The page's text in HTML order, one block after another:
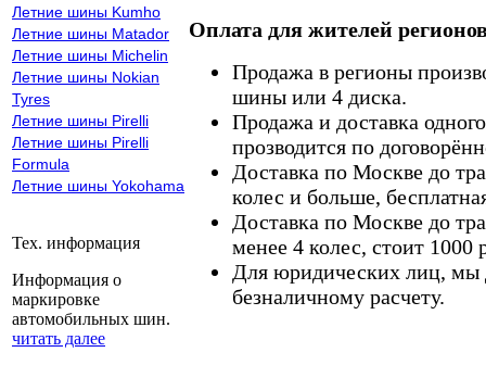
Летние шины Kumho
Летние шины Matador
Летние шины Michelin
Летние шины Nokian
Tyres
Летние шины Pirelli
Летние шины Pirelli
Formula
Летние шины Yokohama
Тех. информация
Информация о
маркировке
автомобильных шин.
читать далее
Оплата для жителей
Продажа в регионы
шины или 4 диска.
Продажа и доставка
прозводится по
Доставка по Москве до
колес и больше,
Доставка по Москве до
менее 4 колес, стоит 1000
Для юридических лиц, мы
безналичному расчету.